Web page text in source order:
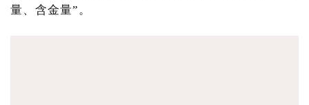
量、含金量”。